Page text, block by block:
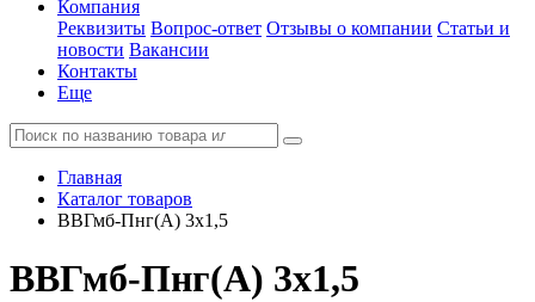
Компания
Реквизиты Вопрос-ответ Отзывы о компании Статьи и
новости Вакансии
Контакты
Еще
Главная
Каталог товаров
ВВГмб-Пнг(А) 3x1,5
ВВГмб-Пнг(А) 3x1,5